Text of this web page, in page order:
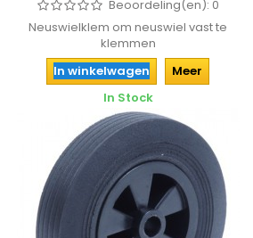
Beoordeling(en): 0
Neuswielklem om neuswiel vast te
klemmen
In winkelwagen
Meer
In Stock